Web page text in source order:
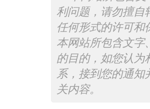
利问题，请勿擅自
任何形式的许可和
本网站所包含文字
的目的，如您认为
系，接到您的通知
关内容。